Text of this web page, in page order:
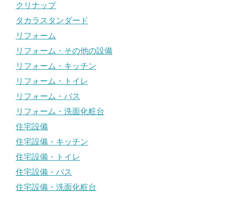
クリナップ
タカラスタンダード
リフォーム
リフォーム・その他の設備
リフォーム・キッチン
リフォーム・トイレ
リフォーム・バス
リフォーム・洗面化粧台
住宅設備
住宅設備・キッチン
住宅設備・トイレ
住宅設備・バス
住宅設備・洗面化粧台